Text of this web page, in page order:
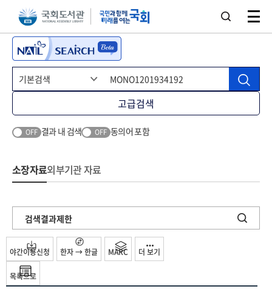
본문 바로가기주메뉴 바로가기
고급검색
OFF 결과 내 검색 OFF 동의어 포함
소장자료외부기관 자료
검색결과제한
목록으로
야간이용신청 한자 → 한글 MARC 더 보기